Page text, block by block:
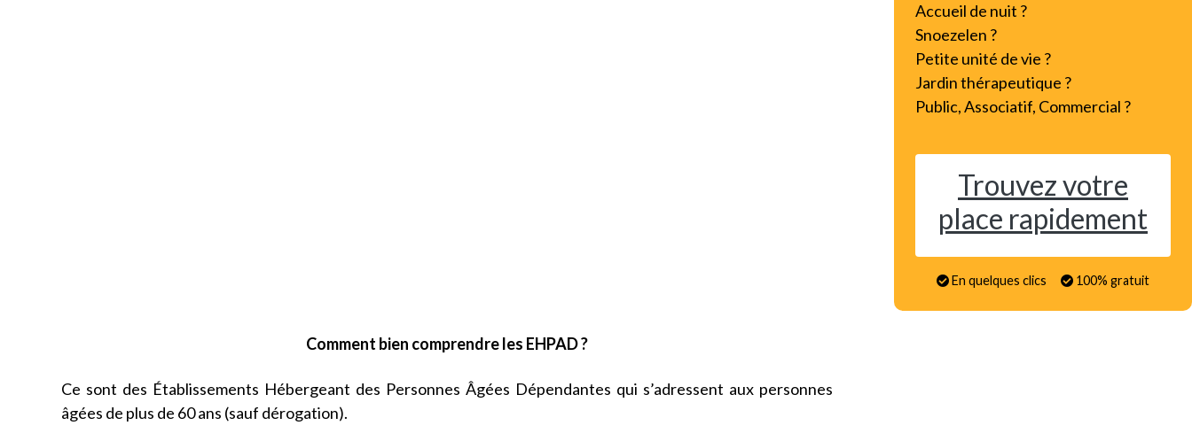
Accueil de nuit ?
Snoezelen ?
Petite unité de vie ?
Jardin thérapeutique ?
Public, Associatif, Commercial ?
Trouvez votre
place rapidement
En quelques clics 100% gratuit
Comment bien comprendre les EHPAD ?
Ce sont des Établissements Hébergeant des Personnes Âgées Dépendantes qui s’adressent aux personnes
âgées de plus de 60 ans (sauf dérogation).